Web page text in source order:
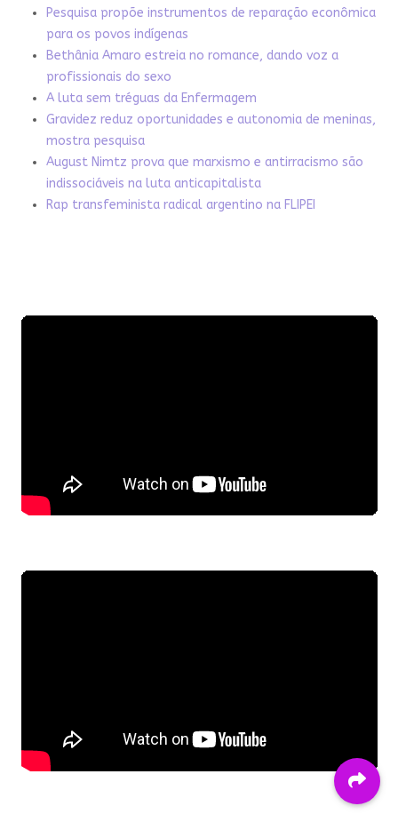
Pesquisa propõe instrumentos de reparação econômica
para os povos indígenas
Bethânia Amaro estreia no romance, dando voz a
profissionais do sexo
A luta sem tréguas da Enfermagem
Gravidez reduz oportunidades e autonomia de meninas,
mostra pesquisa
August Nimtz prova que marxismo e antirracismo são
indissociáveis na luta anticapitalista
Rap transfeminista radical argentino na FLIPEI